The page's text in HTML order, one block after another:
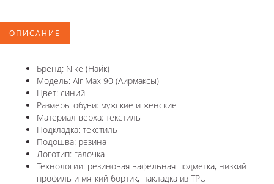
ОПИСАНИЕ
Бренд: Nike (Найк)
Модель: Air Max 90 (Аирмаксы)
Цвет: синий
Размеры обуви: мужские и женские
Материал верха: текстиль
Подкладка: текстиль
Подошва: резина
Логотип: галочка
Технологии: резиновая вафельная подметка, низкий
профиль и мягкий бортик, накладка из TPU